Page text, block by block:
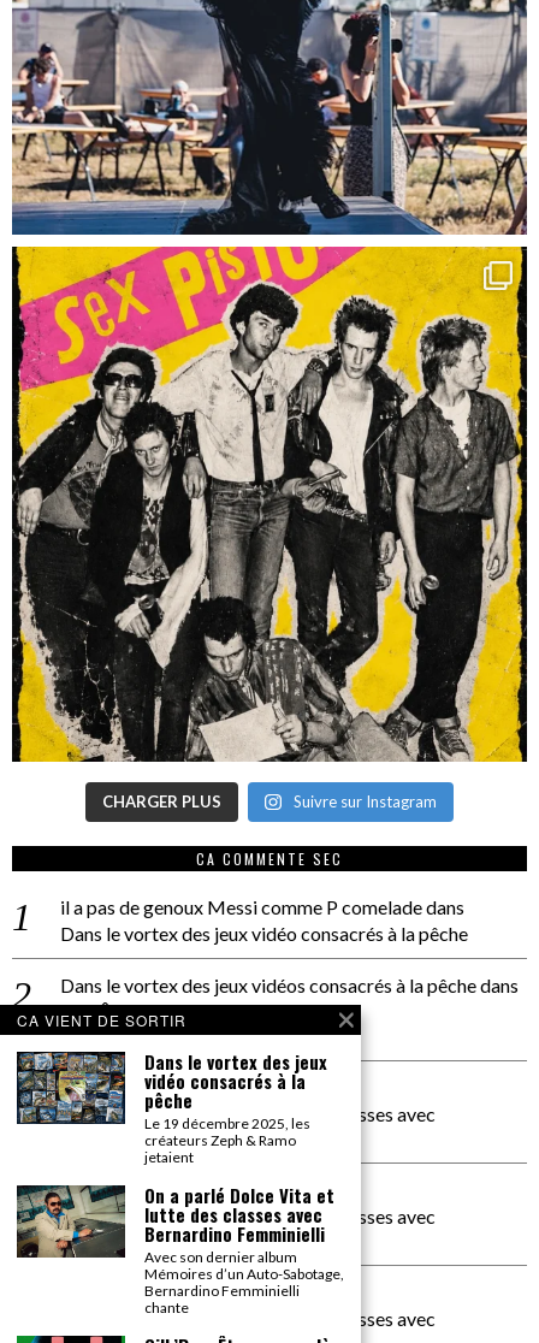
CHARGER PLUS Suivre sur Instagram
CA COMMENTE SEC
il a pas de genoux Messi comme P comeladedans
Dans le vortex des jeux vidéo consacrés à la pêche
Dans le vortex des jeux vidéos consacrés à la pêchedans
PACÔME THIELLEMENT
La séance d’Hip Gnose
La Patrie
dans
On a parlé Dolce Vita et lutte des classes avec
Bernardino Femminielli
carte noire negra à l'o tiededans
On a parlé Dolce Vita et lutte des classes avec
Bernardino Femminielli
moise et son mascarédans
On a parlé Dolce Vita et lutte des classes avec
CA VIENT DE SORTIR
Dans le vortex des jeux
vidéo consacrés à la
pêche
Le 19 décembre 2025, les
créateurs Zeph & Ramo
jetaient
On a parlé Dolce Vita et
lutte des classes avec
Bernardino Femminielli
Avec son dernier album
Mémoires d’un Auto-Sabotage,
Bernardino Femminielli
chante